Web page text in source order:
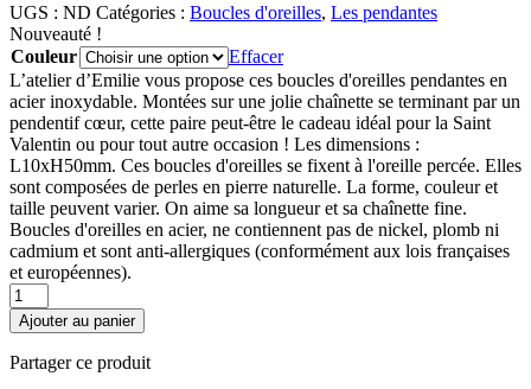
UGS : ND Catégories : Boucles d'oreilles, Les pendantes
Nouveauté !
Couleur
Effacer
L’atelier d’Emilie vous propose ces boucles d'oreilles pendantes en
acier inoxydable. Montées sur une jolie chaînette se terminant par un
pendentif cœur, cette paire peut-être le cadeau idéal pour la Saint
Valentin ou pour tout autre occasion ! Les dimensions :
L10xH50mm. Ces boucles d'oreilles se fixent à l'oreille percée. Elles
sont composées de perles en pierre naturelle. La forme, couleur et
taille peuvent varier. On aime sa longueur et sa chaînette fine.
Boucles d'oreilles en acier, ne contiennent pas de nickel, plomb ni
cadmium et sont anti-allergiques (conformément aux lois françaises
et européennes).
quantité
de
Boucles
d'oreilles
pendantes
Ajouter au panier
Partager ce produit